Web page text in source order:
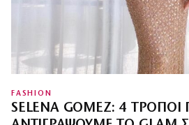
FASHION
SELENA GOMEZ: 4 ΤΡΌΠΟΙ